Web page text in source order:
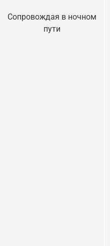
Сопровождая в ночном
пути